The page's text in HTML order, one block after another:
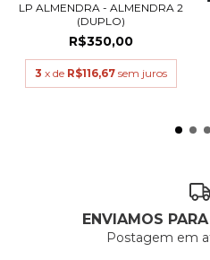
LP ALMENDRA - ALMENDRA 2
(DUPLO)
R$350,00
3 x de R$116,67 sem juros
ENVIAMOS
Postagem em